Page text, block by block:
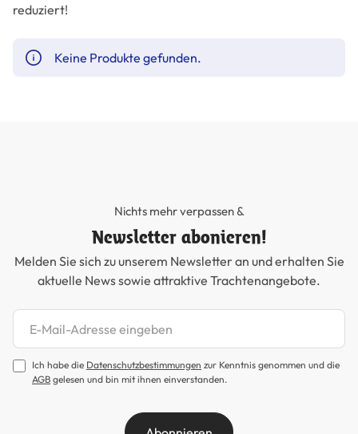
reduziert!
Keine Produkte gefunden.
Nichts mehr verpassen &
Newsletter abonieren!
Melden Sie sich zu unserem Newsletter an und erhalten Sie
aktuelle News sowie attraktive Trachtenangebote.
Newsletter abonnieren
Ich habe die Datenschutzbestimmungen zur Kenntnis genommen und die
AGB gelesen und bin mit ihnen einverstanden.